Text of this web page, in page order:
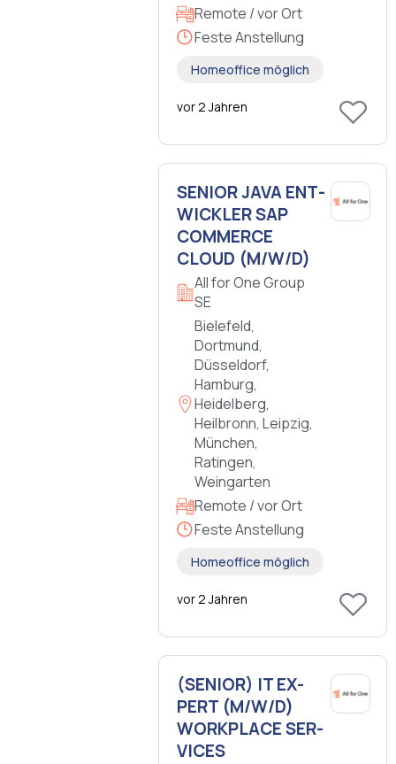
Remote / vor Ort
Feste Anstellung
Homeoffice möglich
vor 2 Jahren
SE­NI­OR JAVA ENT­
WICK­LER SAP
COM­MER­CE
CLOUD (M/W/D)
All for One Group
SE
Bielefeld,
Dortmund,
Düsseldorf,
Hamburg,
Heidelberg,
Heilbronn, Leipzig,
München,
Ratingen,
Weingarten
Remote / vor Ort
Feste Anstellung
Homeoffice möglich
vor 2 Jahren
(SE­NI­OR) IT EX­
PERT (M/W/D)
WORK­PLACE SER­
VICES